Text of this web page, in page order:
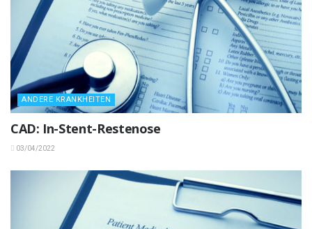
ANDERE KRANKHEITEN
CAD: In-Stent-Restenose
03/04/2022